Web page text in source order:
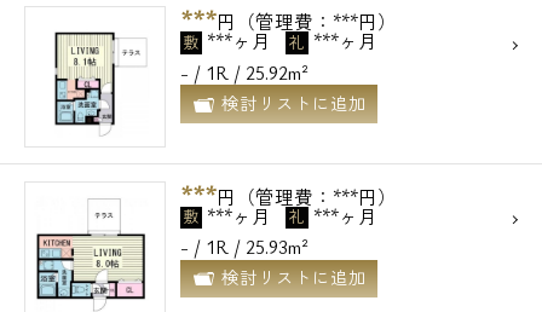
***円（管理費：***円）
敷 ***ヶ月 礼 ***ヶ月
- / 1R / 25.92m²
検討リストに追加
***円（管理費：***円）
敷 ***ヶ月 礼 ***ヶ月
- / 1R / 25.93m²
検討リストに追加